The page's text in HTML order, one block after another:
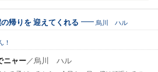
帰りを 迎えてくれる 烏川 ハル
！
ニャー／烏川 ハル